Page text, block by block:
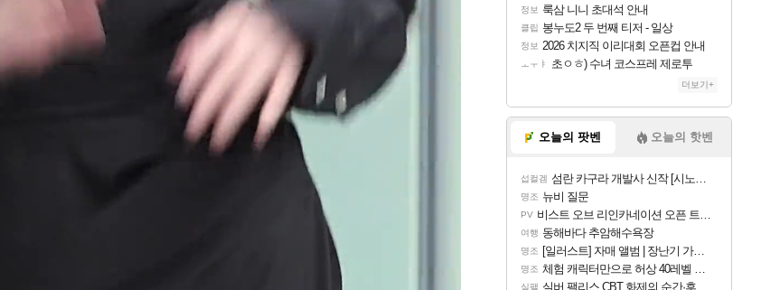
정보 룩삼 니니 초대석 안내
클립 봉누도2 두 번째 티저 - 일상
정보 2026 치지직 이리대회 오픈컵 안내
ㅗㅜㅑ 초ㅇㅎ) 수녀 코스프레 제로투
더보기+
오늘의 팟벤 오늘의 핫벤
섭컬겜 섬란 카구라 개발사 신작 [시노비 넥서스] 연내 출시 예정
명조 뉴비 질문
PV 비스트 오브 리인카네이션 오픈 트레일러
여행 동해바다 추암해수욕장
명조 [일러스트] 자매 앨범 | 장난기 가득한 오후의 공원 (리메이크판)
명조 체험 캐릭터만으로 허상 40레벨 하이와티아 5분 컷!｜에이메스·린네·모니에 명함
실팰 실버 팰리스 CBT 화제의 순간·후기 모음